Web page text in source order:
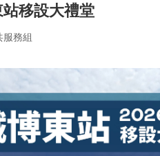
站移設大禮堂
服務組